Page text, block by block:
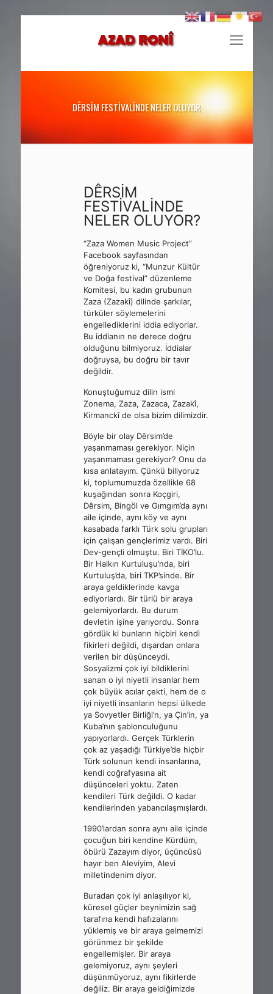
DÊRSİM FESTİVALİNDE NELER OLUYOR
DÊRSİM
FESTİVALİNDE
NELER OLUYOR?
“Zaza Women Music Project”
Facebook sayfasından
öğreniyoruz ki, “Munzur Kültür
ve Doğa festival” düzenleme
Komitesi, bu kadın grubunun
Zaza (Zazakî) dilinde şarkılar,
türküler söylemelerini
engellediklerini iddia ediyorlar.
Bu iddianın ne derece doğru
olduğunu bilmiyoruz. İddialar
doğruysa, bu doğru bir tavır
değildir.
Konuştuğumuz dilin ismi
Zonema, Zaza, Zazaca, Zazakî,
Kirmanckî de olsa bizim dilimizdir.
Böyle bir olay Dêrsim’de
yaşanmaması gerekiyor. Niçin
yaşanmaması gerekiyor? Onu da
kısa anlatayım. Çünkü biliyoruz
ki, toplumumuzda özellikle 68
kuşağından sonra Koçgiri,
Dêrsim, Bingöl ve Gımgım’da aynı
aile içinde, aynı köy ve aynı
kasabada farklı Türk solu grupları
için çalışan gençlerimiz vardı. Biri
Dev-gençli olmuştu. Biri TİKO’lu.
Bir Halkın Kurtuluşu’nda, biri
Kurtuluş’da, biri TKP’sinde. Bir
araya geldiklerinde kavga
ediyorlardı. Bir türlü bir araya
gelemiyorlardı. Bu durum
devletin işine yarıyordu. Sonra
gördük ki bunların hiçbiri kendi
fikirleri değildi, dışardan onlara
verilen bir düşünceydi.
Sosyalizmi çok iyi bildiklerini
sanan o iyi niyetli insanlar hem
çok büyük acılar çekti, hem de o
iyi niyetli insanların hepsi ülkede
ya Sovyetler Birliği’n, ya Çin’in, ya
Kuba’nın şablonculuğunu
yapıyorlardı. Gerçek Türklerin
çok az yaşadığı Türkiye’de hiçbir
Türk solunun kendi insanlarına,
kendi coğrafyasına ait
düşünceleri yoktu. Zaten
kendileri Türk değildi. O kadar
kendilerinden yabancılaşmışlardı.
1990’lardan sonra aynı aile içinde
çocuğun biri kendine Kürdüm,
öbürü Zazayım diyor, üçüncüsü
hayır ben Aleviyim, Alevi
milletindenim diyor.
Buradan çok iyi anlaşılıyor ki,
küresel güçler beynimizin sağ
tarafına kendi hafızalarını
yüklemiş ve bir araya gelmemizi
görünmez bir şekilde
engellemişler. Bir araya
gelemiyoruz, aynı şeyleri
düşünmüyoruz, aynı fikirlerde
değiliz. Bir araya geldiğimizde